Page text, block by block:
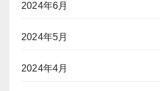
2024年6月
2024年5月
2024年4月